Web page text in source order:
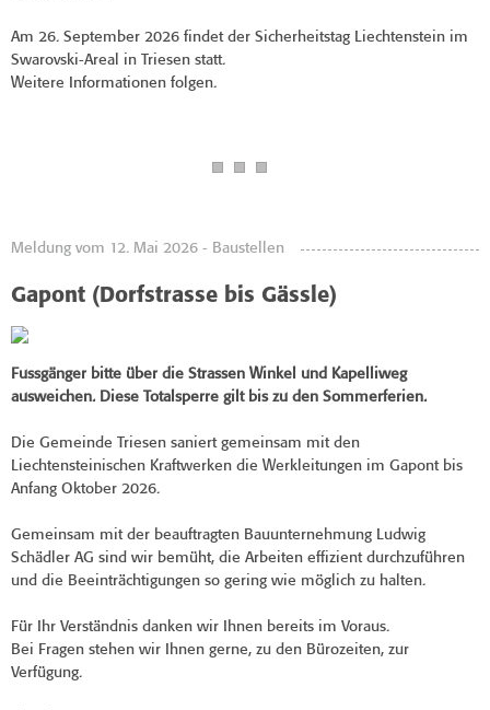
Am 26. September 2026 findet der Sicherheitstag Liechtenstein im
Swarovski-Areal in Triesen statt.
Weitere Informationen folgen.
Meldung vom 12. Mai 2026 - Baustellen
Gapont (Dorfstrasse bis Gässle)
Fussgänger bitte über die Strassen Winkel und Kapelliweg
ausweichen. Diese Totalsperre gilt bis zu den Sommerferien.
Die Gemeinde Triesen saniert gemeinsam mit den
Liechtensteinischen Kraftwerken die Werkleitungen im Gapont bis
Anfang Oktober 2026.
Gemeinsam mit der beauftragten Bauunternehmung Ludwig
Schädler AG sind wir bemüht, die Arbeiten effizient durchzuführen
und die Beeinträchtigungen so gering wie möglich zu halten.
Für Ihr Verständnis danken wir Ihnen bereits im Voraus.
Bei Fragen stehen wir Ihnen gerne, zu den Bürozeiten, zur
Verfügung.